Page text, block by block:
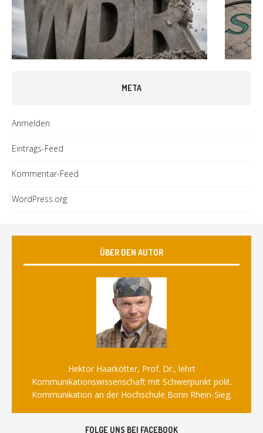
META
Anmelden
Eintrags-Feed
Kommentar-Feed
WordPress.org
ÜBER DEN AUTOR
Hektor Haarkötter, Prof. Dr., lehrt
Kommunikationswissenschaft mit Schwerpunkt polit.
Kommunikation an der Hochschule Bonn Rhein-Sieg.
FOLGE UNS BEI FACEBOOK